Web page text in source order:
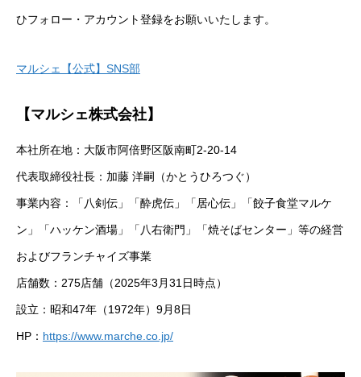
ひフォロー・アカウント登録をお願いいたします。
マルシェ【公式】SNS部
【マルシェ株式会社】
本社所在地：大阪市阿倍野区阪南町2-20-14
代表取締役社長：加藤 洋嗣（かとうひろつぐ）
事業内容：「八剣伝」「酔虎伝」「居心伝」「餃子食堂マルケ
ン」「ハッケン酒場」「八右衛門」「焼そばセンター」等の経営
およびフランチャイズ事業
店舗数：275店舗（2025年3月31日時点）
設立：昭和47年（1972年）9月8日
HP： https://www.marche.co.jp/